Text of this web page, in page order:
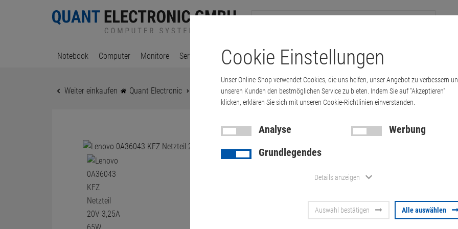
Notebook Computer Monitore Server & Workstation Drucker & Kopierer Kabel Multimedia & HDTV
Weiter einkaufen Quant Electronic Lenovo 0A36043 KFZ Netzteil 20V 3,25A 65W 03X6280…
Lenovo
20V 3,25A
Notebook
Artikel-Nummer:10058657
Cookie Einstellungen
Unser Online-Shop verwendet Cookies, die uns helfen, unser Angebot zu verbessern
unseren Kunden den bestmöglichen Service zu bieten. Indem Sie auf "Akzeptieren"
klicken, erklären Sie sich mit unseren Cookie-Richtlinien einverstanden.
Analyse
Werbung
Grundlegendes
Details anzeigen
Auswahl bestätigen Alle auswählen